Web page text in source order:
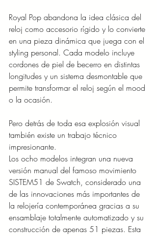
Royal Pop abandona la idea clásica del
reloj como accesorio rígido y lo convierte
en una pieza dinámica que juega con el
styling personal. Cada modelo incluye
cordones de piel de becerro en distintas
longitudes y un sistema desmontable que
permite transformar el reloj según el mood
o la ocasión.
Pero detrás de toda esa explosión visual
también existe un trabajo técnico
impresionante.
Los ocho modelos integran una nueva
versión manual del famoso movimiento
SISTEM51 de Swatch, considerado una
de las innovaciones más importantes de
la relojería contemporánea gracias a su
ensamblaje totalmente automatizado y su
construcción de apenas 51 piezas. Esta